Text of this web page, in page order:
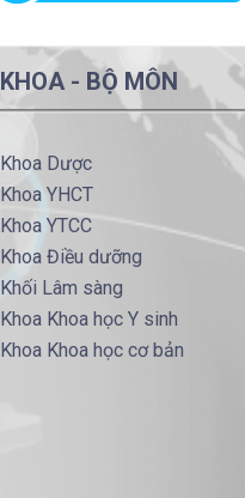
KHOA - BỘ MÔN
Khoa Dược
Khoa YHCT
Khoa YTCC
Khoa Điều dưỡng
Khối Lâm sàng
Khoa Khoa học Y sinh
Khoa Khoa học cơ bản